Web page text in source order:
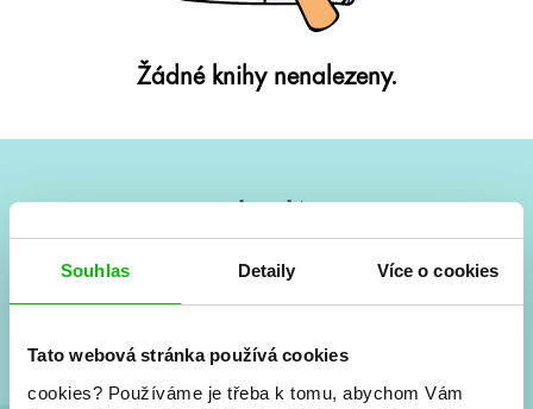
Souhlas Detaily Více o cookies
Tato webová stránka používá cookies
cookies? Používáme je třeba k tomu, abychom Vám
Žádné knihy nenalezeny.
Vše kolem #youngadult každý měsíc rovnou do mailu!
a seriálové adaptace a další.